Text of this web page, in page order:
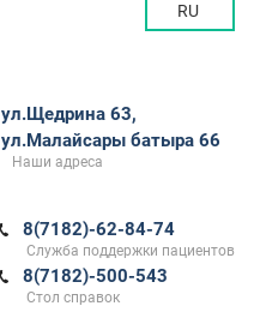
RU
ул.Щедрина 63,
ул.Малайсары батыра 66
Наши адреса
8(7182)-62-84-74
Служба поддержки пациентов
8(7182)-500-543
Стол справок